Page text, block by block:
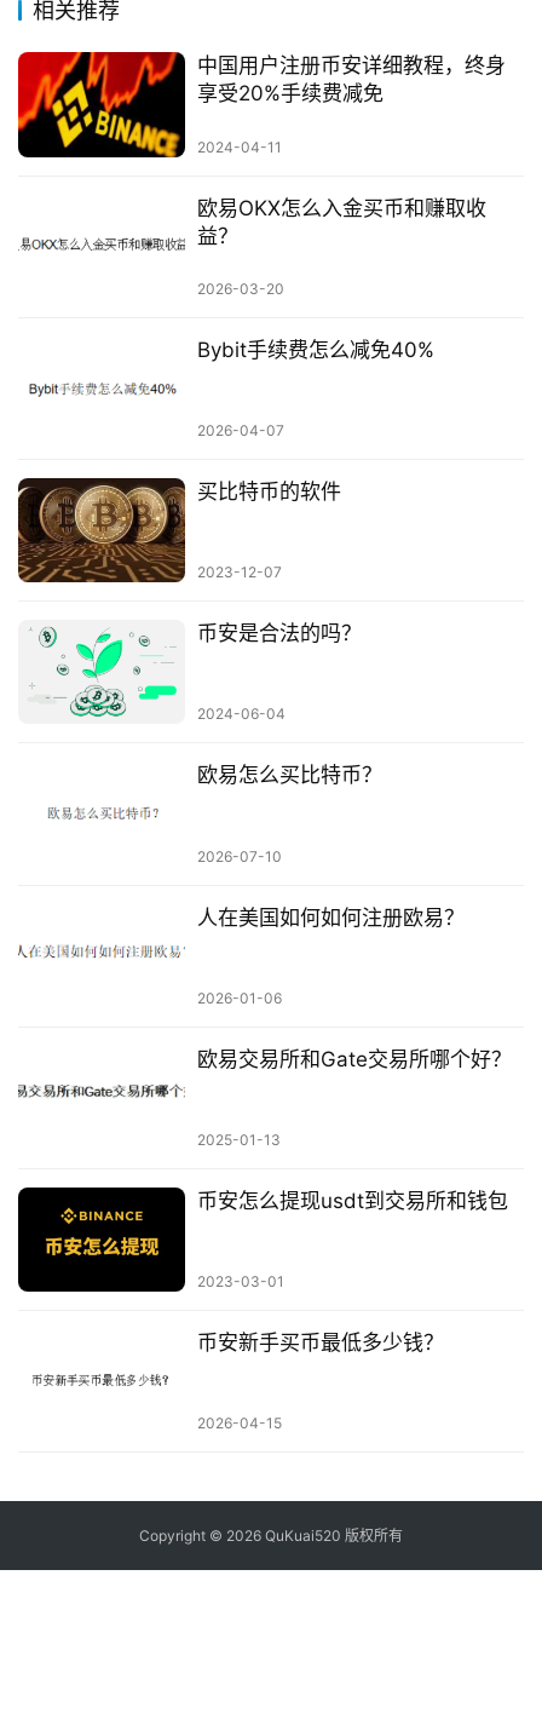
相关推荐
中国用户注册币安详细教程，终身
享受20%手续费减免
2024-04-11
欧易OKX怎么入金买币和赚取收
益？
2026-03-20
Bybit手续费怎么减免40%
2026-04-07
买比特币的软件
2023-12-07
币安是合法的吗？
2024-06-04
欧易怎么买比特币？
2026-07-10
人在美国如何如何注册欧易？
2026-01-06
欧易交易所和Gate交易所哪个好？
2025-01-13
币安怎么提现usdt到交易所和钱包
2023-03-01
币安新手买币最低多少钱？
2026-04-15
Copyright © 2026 QuKuai520 版权所有